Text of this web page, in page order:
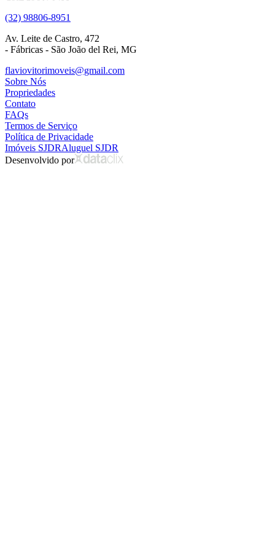
(32) 98806-8951
Av. Leite de Castro, 472
- Fábricas - São João del Rei, MG
flaviovitorimoveis@gmail.com
Sobre Nós
Propriedades
Contato
FAQs
Termos de Serviço
Política de Privacidade
Imóveis SJDRAluguel SJDR
Desenvolvido por